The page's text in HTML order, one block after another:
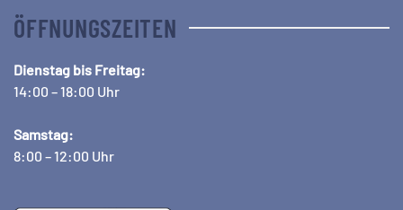
ÖFFNUNGSZEITEN
Dienstag bis Freitag:
14:00 – 18:00 Uhr
Samstag:
8:00 – 12:00 Uhr